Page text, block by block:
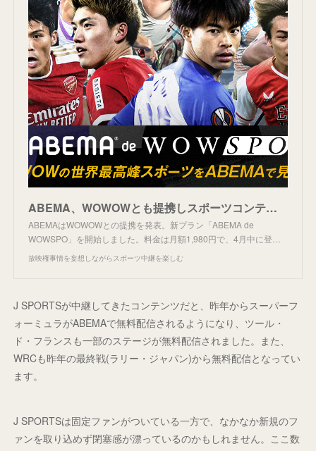
ABEMA、WOWOWとも提携しスポーツコンテンツ配信。
ABEMAはWOWOWとの提携を発表。新プラン「ABEMA de
WOWSPO」を開始しました。料金は月額1,980円で、4月中に登…
放映権事情を妄想しながらスポーツ中継を楽しむ
J SPORTSが中継してきたコンテンツだと、昨年からスーパーフ
ォーミュラがABEMAで無料配信されるようになり、ツール・
ド・フランスも一部のステージが無料配信されました。また、
WRCも昨年の最終戦(ラリー・ジャパン)から無料配信となってい
ます。
J SPORTSは固定ファンがついている一方で、なかなか新規のフ
ァンを取り込めず閉塞感が漂っているのかもしれません。ここ数